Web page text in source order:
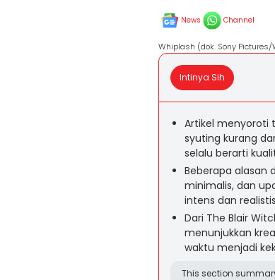
News Channel
Whiplash (dok. Sony
Intinya Sih
Artikel menyoroti
syuting kurang
selalu berarti
Beberapa alasan
minimalis, dan
intens dan
Dari The Blair
menunjukkan
waktu menjadi
This section